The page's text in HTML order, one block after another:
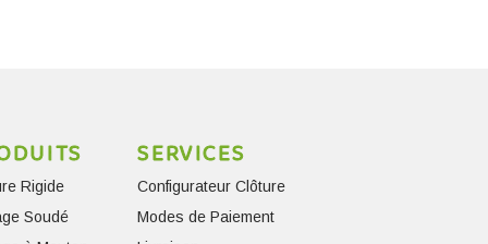
Rigide
Soudé
SERVICES
Configurateur Clôture
Modes de Paiement